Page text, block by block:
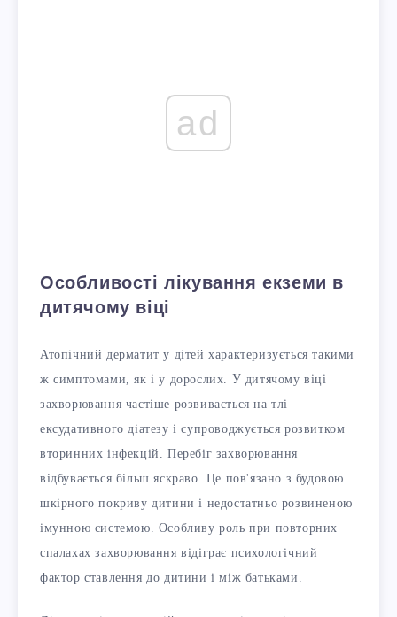
ad
Особливості лікування екземи в
дитячому віці
Атопічний дерматит у дітей характеризується такими
ж симптомами, як і у дорослих. У дитячому віці
захворювання частіше розвивається на тлі
ексудативного діатезу і супроводжується розвитком
вторинних інфекцій. Перебіг захворювання
відбувається більш яскраво. Це пов'язано з будовою
шкірного покриву дитини і недостатньо розвиненою
імунною системою. Особливу роль при повторних
спалахах захворювання відіграє психологічний
фактор ставлення до дитини і між батьками.